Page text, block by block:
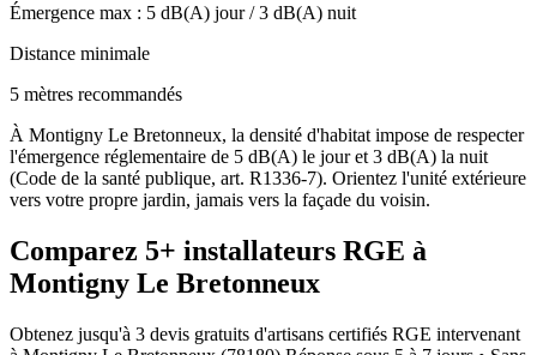
Émergence max : 5 dB(A) jour /3 dB(A) nuit
Distance minimale
5 mètres recommandés
À Montigny Le Bretonneux, la densité d'habitat impose de respecter
l'émergence réglementaire de 5 dB(A) le jour et 3 dB(A) la nuit
(Code de la santé publique, art. R1336-7). Orientez l'unité extérieure
vers votre propre jardin, jamais vers la façade du voisin.
Comparez 5+ installateurs RGE à
Montigny Le Bretonneux
Obtenez jusqu'à 3 devis gratuits d'artisans certifiés RGE intervenant